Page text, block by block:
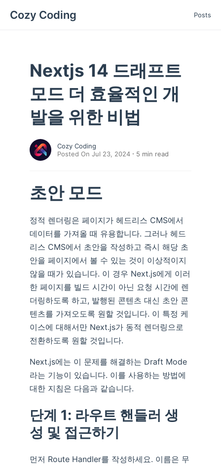
Cozy Coding Posts
Nextjs 14 드래프트
모드 더 효율적인 개
발을 위한 비법
Cozy Coding
Posted On Jul 23, 2024
5 min read
초안 모드
정적 렌더링은 페이지가 헤드리스 CMS에서
데이터를 가져올 때 유용합니다. 그러나 헤드
리스 CMS에서 초안을 작성하고 즉시 해당 초
안을 페이지에서 볼 수 있는 것이 이상적이지
않을 때가 있습니다. 이 경우 Next.js에게 이러
한 페이지를 빌드 시간이 아닌 요청 시간에 렌
더링하도록 하고, 발행된 콘텐츠 대신 초안 콘
텐츠를 가져오도록 원할 것입니다. 이 특정 케
이스에 대해서만 Next.js가 동적 렌더링으로
전환하도록 원할 것입니다.
Next.js에는 이 문제를 해결하는 Draft Mode
라는 기능이 있습니다. 이를 사용하는 방법에
대한 지침은 다음과 같습니다.
단계 1: 라우트 핸들러 생
성 및 접근하기
먼저 Route Handler를 작성하세요. 이름은 무